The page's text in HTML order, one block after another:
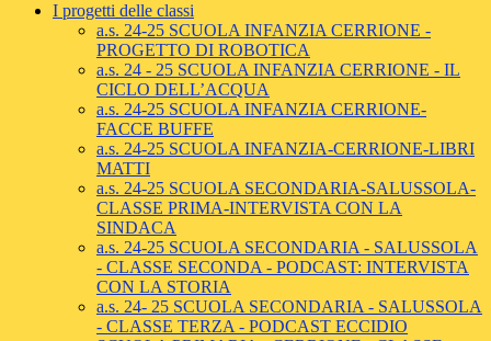
I progetti delle classi
a.s. 24-25 SCUOLA INFANZIA CERRIONE -
PROGETTO DI ROBOTICA
a.s. 24 - 25 SCUOLA INFANZIA CERRIONE - IL
CICLO DELL’ACQUA
a.s. 24-25 SCUOLA INFANZIA CERRIONE-
FACCE BUFFE
a.s. 24-25 SCUOLA INFANZIA-CERRIONE-LIBRI
MATTI
a.s. 24-25 SCUOLA SECONDARIA-SALUSSOLA-
CLASSE PRIMA-INTERVISTA CON LA
SINDACA
a.s. 24-25 SCUOLA SECONDARIA - SALUSSOLA
- CLASSE SECONDA - PODCAST: INTERVISTA
CON LA STORIA
a.s. 24- 25 SCUOLA SECONDARIA - SALUSSOLA
- CLASSE TERZA - PODCAST ECCIDIO